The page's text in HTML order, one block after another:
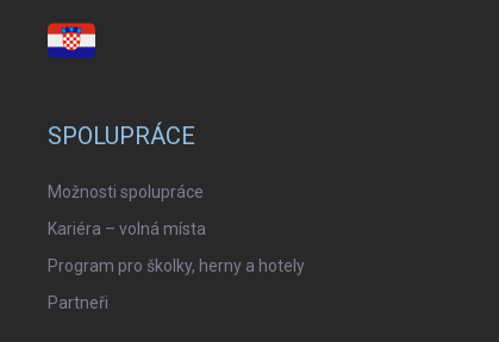
SPOLUPRÁCE
Možnosti spolupráce
Kariéra – volná místa
Program pro školky, herny a hotely
Partneři